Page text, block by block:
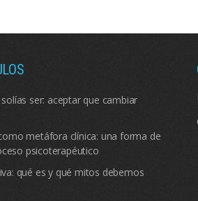
ser: aceptar que cambiar
metáfora clínica: una forma de
psicoterapéutico
qué es y qué mitos debemos